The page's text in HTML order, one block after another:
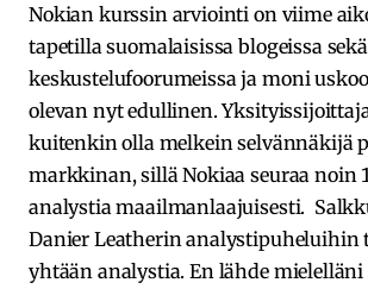
Nokian kurssin arviointi on viime
tapetilla suomalaisissa blogeissa sekä
keskustelufoorumeissa ja moni
olevan nyt edullinen.
kuitenkin olla melkein selvännäkijä
markkinan, sillä Nokiaa seuraa noin
analystia maailmanlaajuisesti.
Danier Leatherin analystipuheluihin
yhtään analystia. En lähde